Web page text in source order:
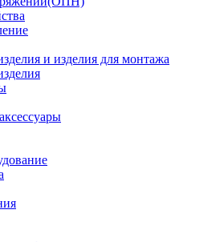
и изделия для монтажа